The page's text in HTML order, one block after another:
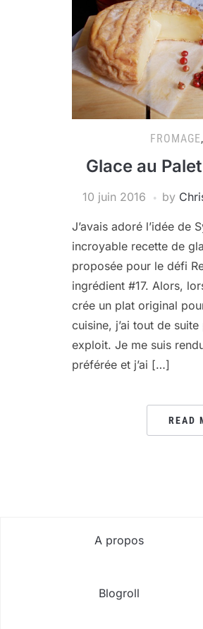
FROMAGE,
Glace au
10 juin 2016 by
J’avais adoré l’idée de
incroyable recette de
proposée pour le défi
ingrédient #17. Alors,
crée un plat original
cuisine, j’ai tout de
exploit. Je me suis
préférée et j’ai […]
READ
A propos
Blogroll